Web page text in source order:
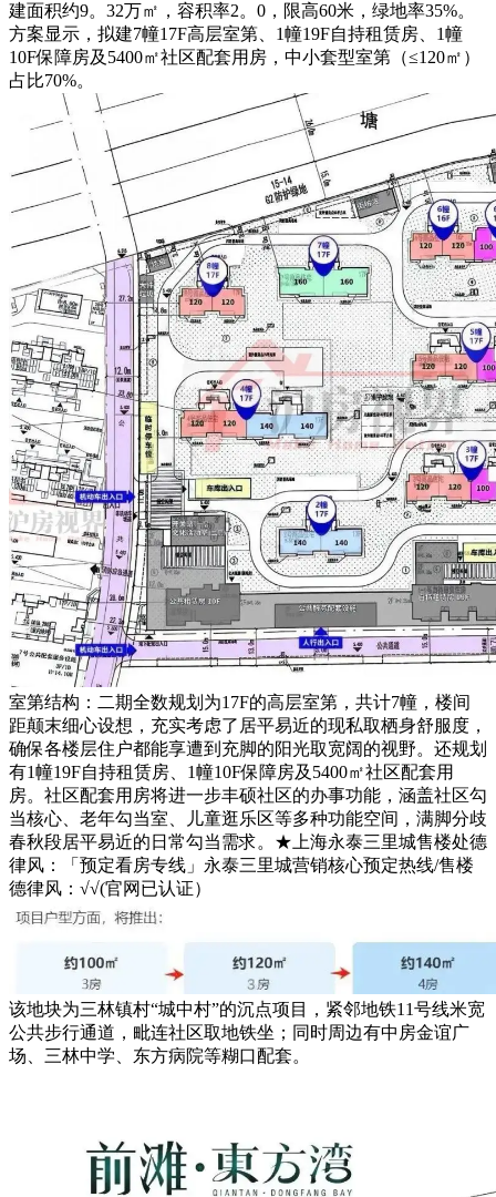
建面积约9。32万㎡，容积率2。0，限高60米，绿地率35%。
方案显示，拟建7幢17F高层室第、1幢19F自持租赁房、1幢
10F保障房及5400㎡社区配套用房，中小套型室第（≤120㎡）
占比70%。
室第结构：二期全数规划为17F的高层室第，共计7幢，楼间
距颠末细心设想，充实考虑了居平易近的现私取栖身舒服度，
确保各楼层住户都能享遭到充脚的阳光取宽阔的视野。还规划
有1幢19F自持租赁房、1幢10F保障房及5400㎡社区配套用
房。社区配套用房将进一步丰硕社区的办事功能，涵盖社区勾
当核心、老年勾当室、儿童逛乐区等多种功能空间，满脚分歧
春秋段居平易近的日常勾当需求。★上海永泰三里城售楼处德
律风：「预定看房专线」永泰三里城营销核心预定热线/售楼
德律风：√√(官网已认证）
该地块为三林镇村“城中村”的沉点项目，紧邻地铁11号线米宽
公共步行通道，毗连社区取地铁坐；同时周边有中房金谊广
场、三林中学、东方病院等糊口配套。